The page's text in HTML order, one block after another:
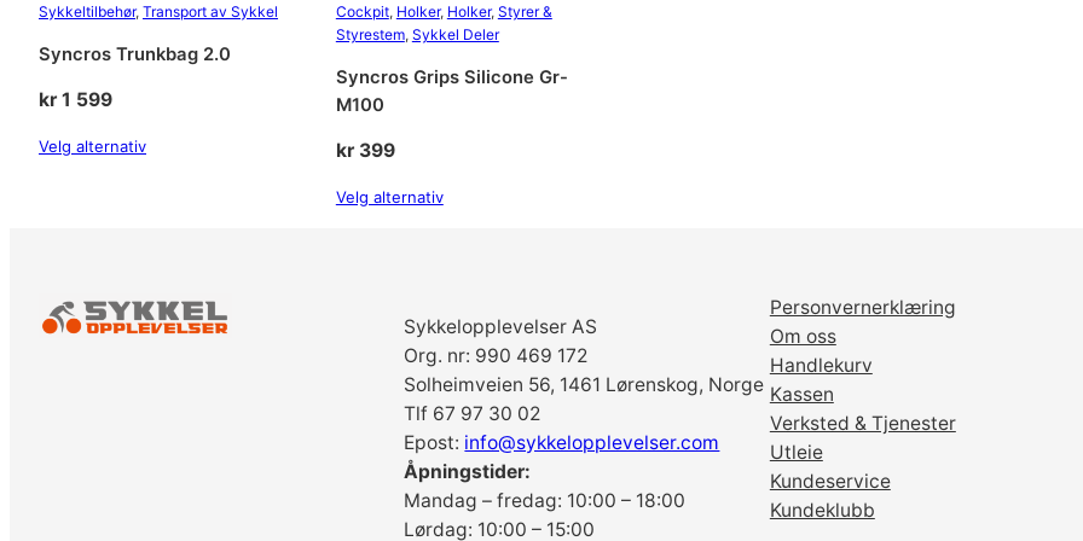
Sykkeltilbehør, Transport av Sykkel
Syncros Trunkbag 2.0
kr 1 599
Velg alternativ
Cockpit, Holker, Holker, Styrer &
Styrestem, Sykkel Deler
Syncros Grips Silicone Gr-
M100
kr399
Velg alternativ
Sykkelopplevelser AS
Org. nr: 990 469 172
Solheimveien 56, 1461 Lørenskog, Norge
Tlf 67 97 30 02
Epost: info@sykkelopplevelser.com
Åpningstider:
Mandag – fredag: 10:00 – 18:00
Lørdag: 10:00 – 15:00
Personvernerklæring
Om oss
Handlekurv
Kassen
Verksted & Tjenester
Utleie
Kundeservice
Kundeklubb